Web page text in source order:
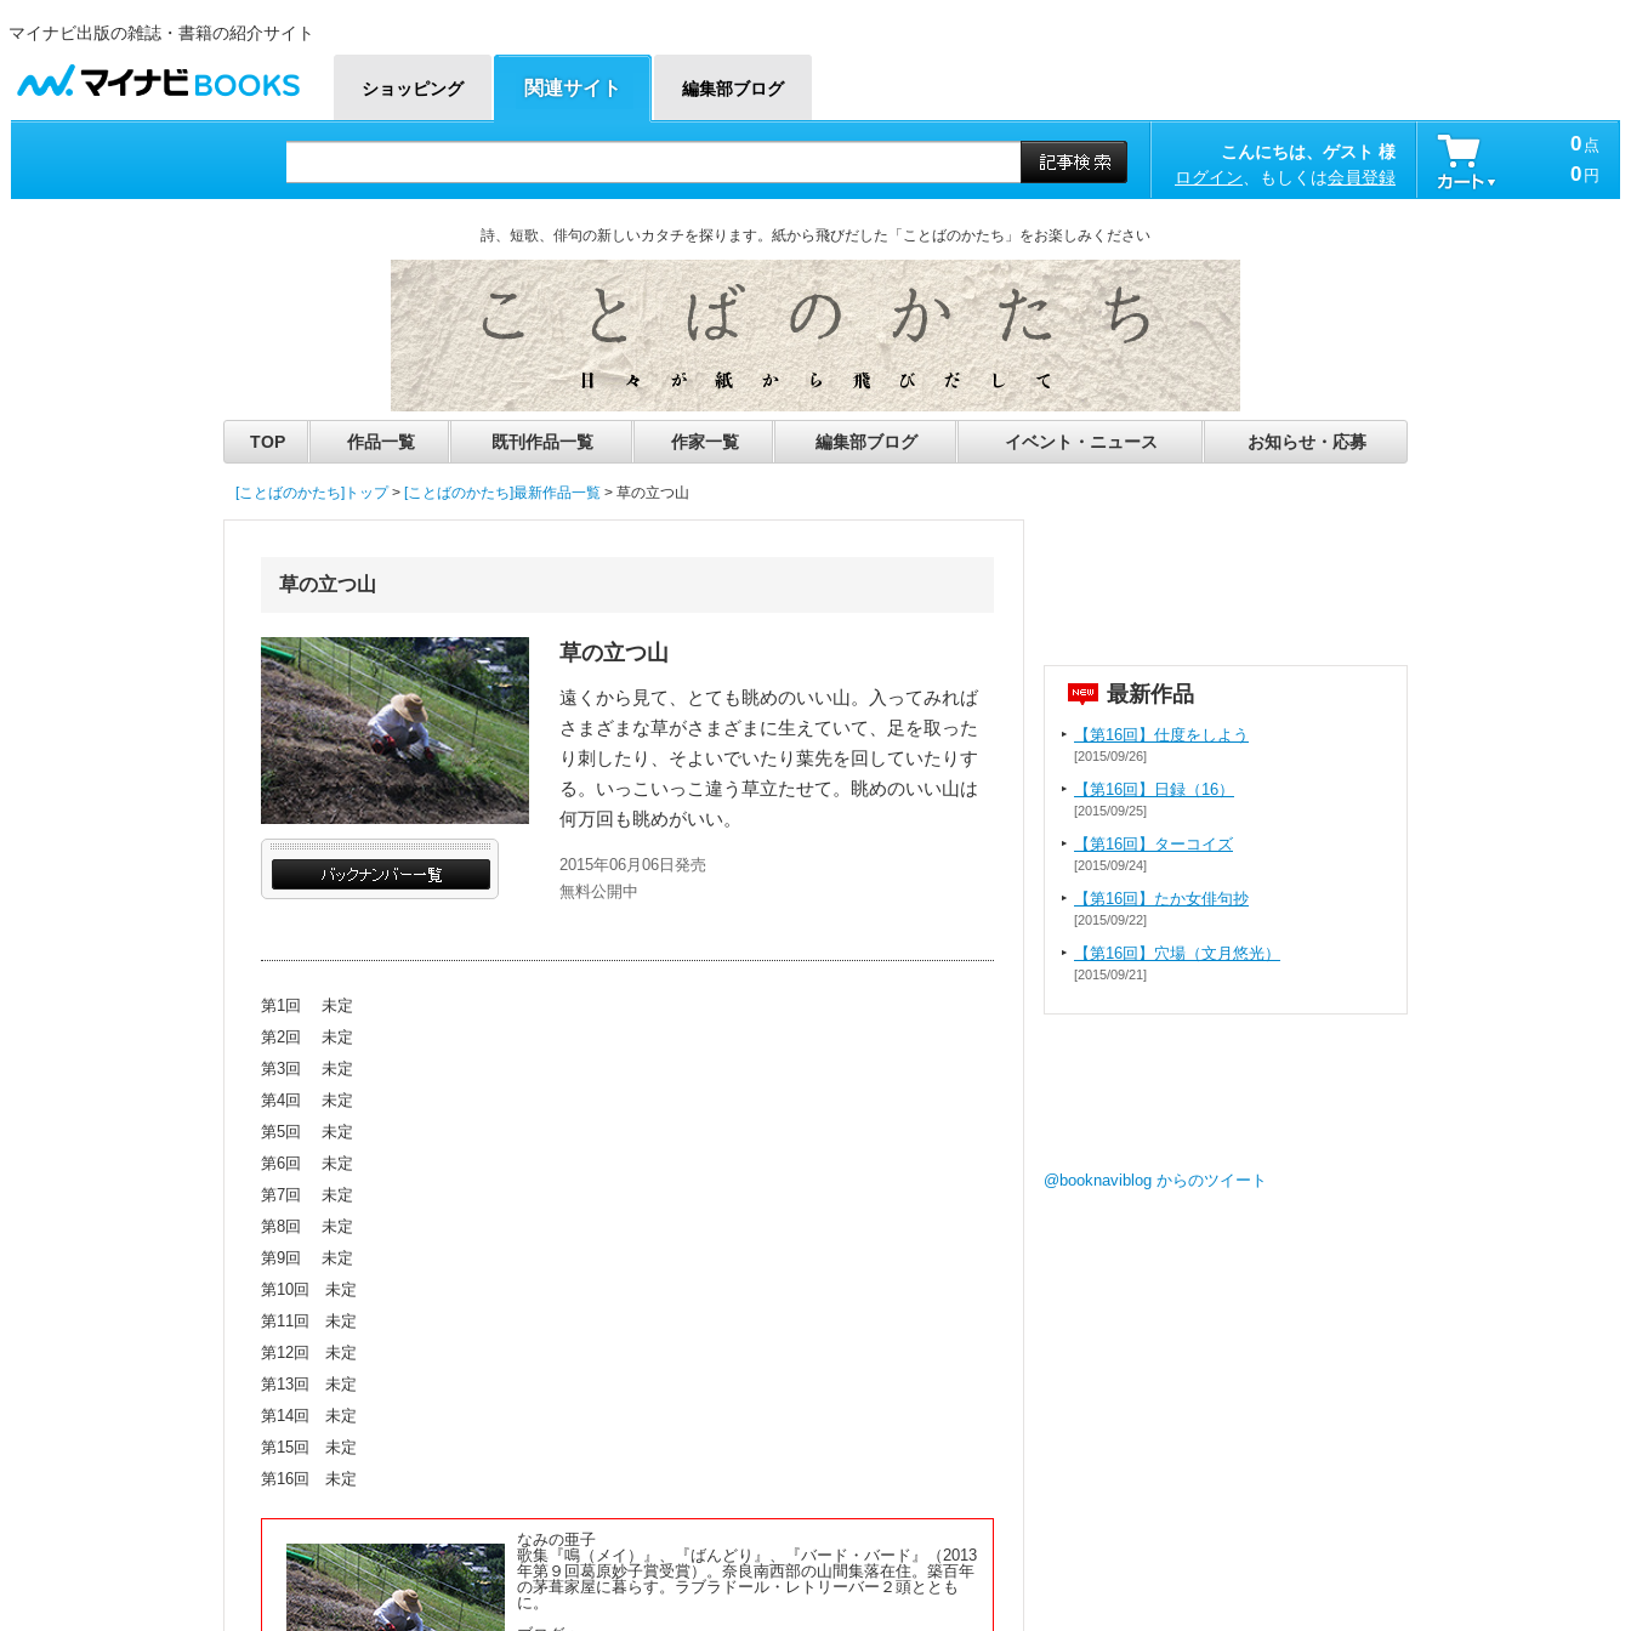
マイナビ出版の雑誌・書籍の紹介サイト
マイナビBOOKS
ショッピング 関連サイト 編集部ブログ
こんにちは、ゲスト 様
ログイン 、もしくは会員登録
0 点
0 円
詩、短歌、俳句の新しいカタチを探ります。紙から飛びだした「ことばのかたち」をお楽しみください
TOP 作品一覧 既刊作品一覧 作家一覧 編集部ブログ イベント・ニュース お知らせ・応募
[ことばのかたち]トップ> [ことばのかたち]最新作品一覧 > 草の立つ山
草の立つ山
草の立つ山
遠くから見て、とても眺めのいい山。入ってみれば
さまざまな草がさまざまに生えていて、足を取った
り刺したり、そよいでいたり葉先を回していたりす
る。いっこいっこ違う草立たせて。眺めのいい山は
何万回も眺めがいい。
2015年06月06日発売
無料公開中
第1回 未定
第2回 未定
第3回 未定
第4回 未定
第5回 未定
第6回 未定
第7回 未定
第8回 未定
第9回 未定
第10回 未定
第11回 未定
第12回 未定
第13回 未定
第14回 未定
第15回 未定
第16回 未定
なみの亜子
歌集『鳴（メイ）』、『ばんどり』、『バード・バード』（2013
年第９回葛原妙子賞受賞）。奈良南西部の山間集落在住。築百年
の茅葺家屋に暮らす。ラブラドール・レトリーバー２頭ととも
に。
最新作品
【第16回】仕度をしよう
[2015/09/26]
【第16回】日録（16）
[2015/09/25]
【第16回】ターコイズ
[2015/09/24]
【第16回】たか女俳句抄
[2015/09/22]
【第16回】穴場（文月悠光）
[2015/09/21]
@booknaviblog からのツイート